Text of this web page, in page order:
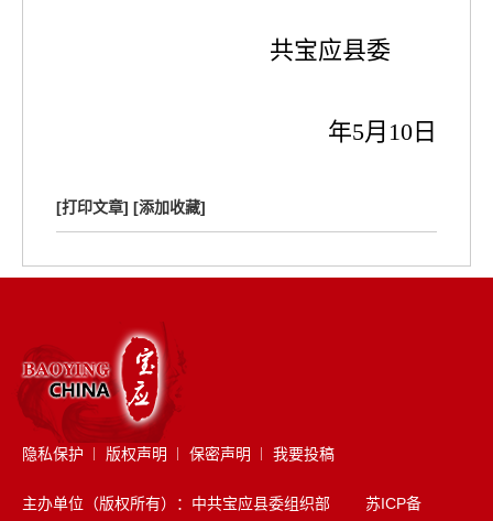
共宝应县委
年5月 10 日
[打印文章] [添加收藏]
隐私保护 版权声明 保密声明 我要投稿
主办单位（版权所有）：中共宝应县委组织部 苏ICP备